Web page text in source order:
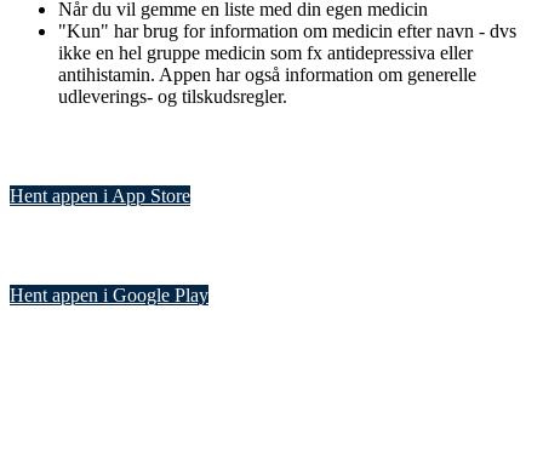
Når du vil gemme en liste med din egen medicin
"Kun" har brug for information om medicin efter navn - dvs
ikke en hel gruppe medicin som fx antidepressiva eller
antihistamin. Appen har også information om generelle
udleverings- og tilskudsregler.
Hent appen i App Store
Hent appen i Google Play